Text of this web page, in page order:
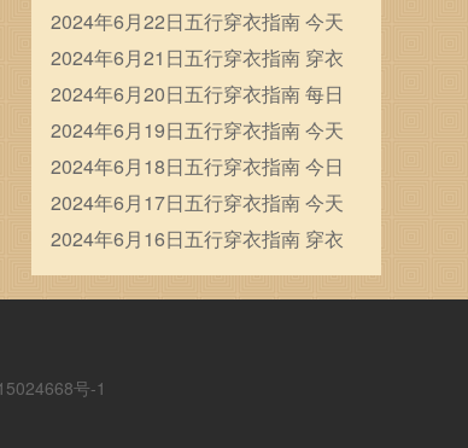
穿衣五行颜色运势
2024年6月22日五行穿衣指南 今天
穿衣颜色是什么查询
2024年6月21日五行穿衣指南 穿衣
五行色搭配
2024年6月20日五行穿衣指南 每日
穿衣五行颜色运势
2024年6月19日五行穿衣指南 今天
穿衣颜色是什么查询
2024年6月18日五行穿衣指南 今日
幸运颜色是什么
2024年6月17日五行穿衣指南 今天
穿衣颜色是什么查询
2024年6月16日五行穿衣指南 穿衣
五行色搭配
号-1